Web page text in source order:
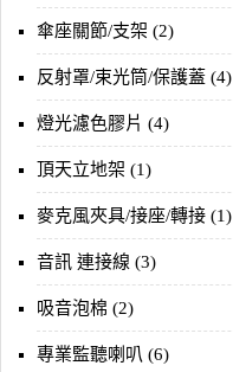
傘座關節/支架 (2)
反射罩/束光筒/保護蓋 (4)
燈光濾色膠片 (4)
頂天立地架 (1)
麥克風夾具/接座/轉接 (1)
音訊 連接線 (3)
吸音泡棉 (2)
專業監聽喇叭 (6)